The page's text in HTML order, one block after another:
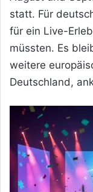
statt. Für
für ein Live-
müssten. Es
weitere
Deutschland,